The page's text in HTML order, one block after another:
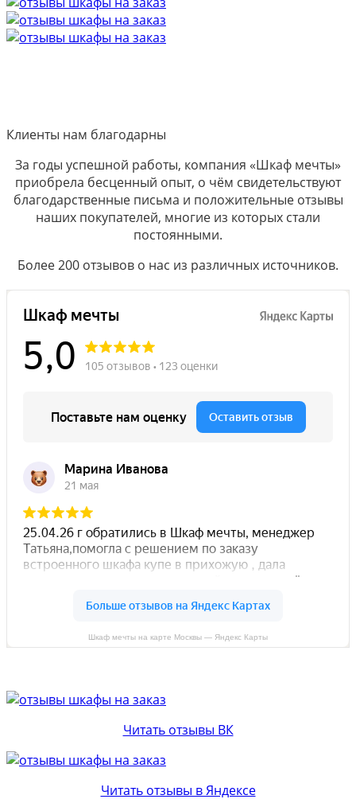
Клиенты нам благодарны
За годы успешной работы, компания «Шкаф мечты»
приобрела бесценный опыт, о чём свидетельствуют
благодарственные письма и положительные отзывы
наших покупателей, многие из которых стали
постоянными.
Более 200 отзывов о нас из различных источников.
Шкаф мечты на карте Москвы — Яндекс Карты
Читать отзывы ВК
Читать отзывы в Яндексе